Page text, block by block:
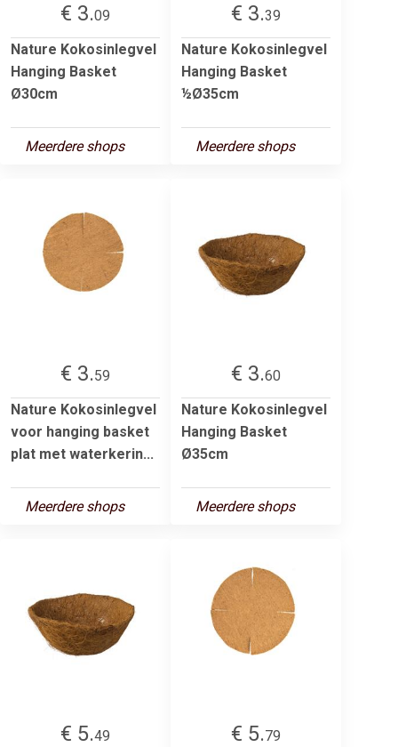
€ 3.09
Nature Kokosinlegvel
Hanging Basket
Ø30cm
Meerdere shops
€ 3.39
Nature Kokosinlegvel
Hanging Basket
½Ø35cm
Meerdere shops
€ 3.59
Nature Kokosinlegvel
voor hanging basket
plat met waterkerin...
Meerdere shops
€ 3.60
Nature Kokosinlegvel
Hanging Basket
Ø35cm
Meerdere shops
€ 5.49
€ 5.79